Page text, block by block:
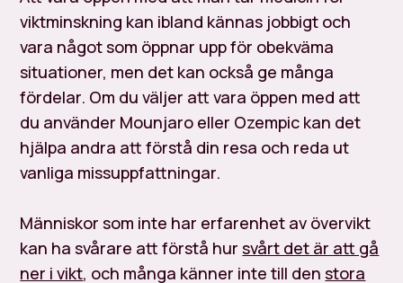
viktminskning kan ibland kännas jobbigt och
vara något som öppnar upp för obekväma
situationer, men det kan också ge många
fördelar. Om du väljer att vara öppen med att
du använder Mounjaro eller Ozempic kan det
hjälpa andra att förstå din resa och reda ut
vanliga missuppfattningar.
Människor som inte har erfarenhet av övervikt
kan ha svårare att förstå hursvårt det är att gå
ner i vikt, och många känner inte till denstora